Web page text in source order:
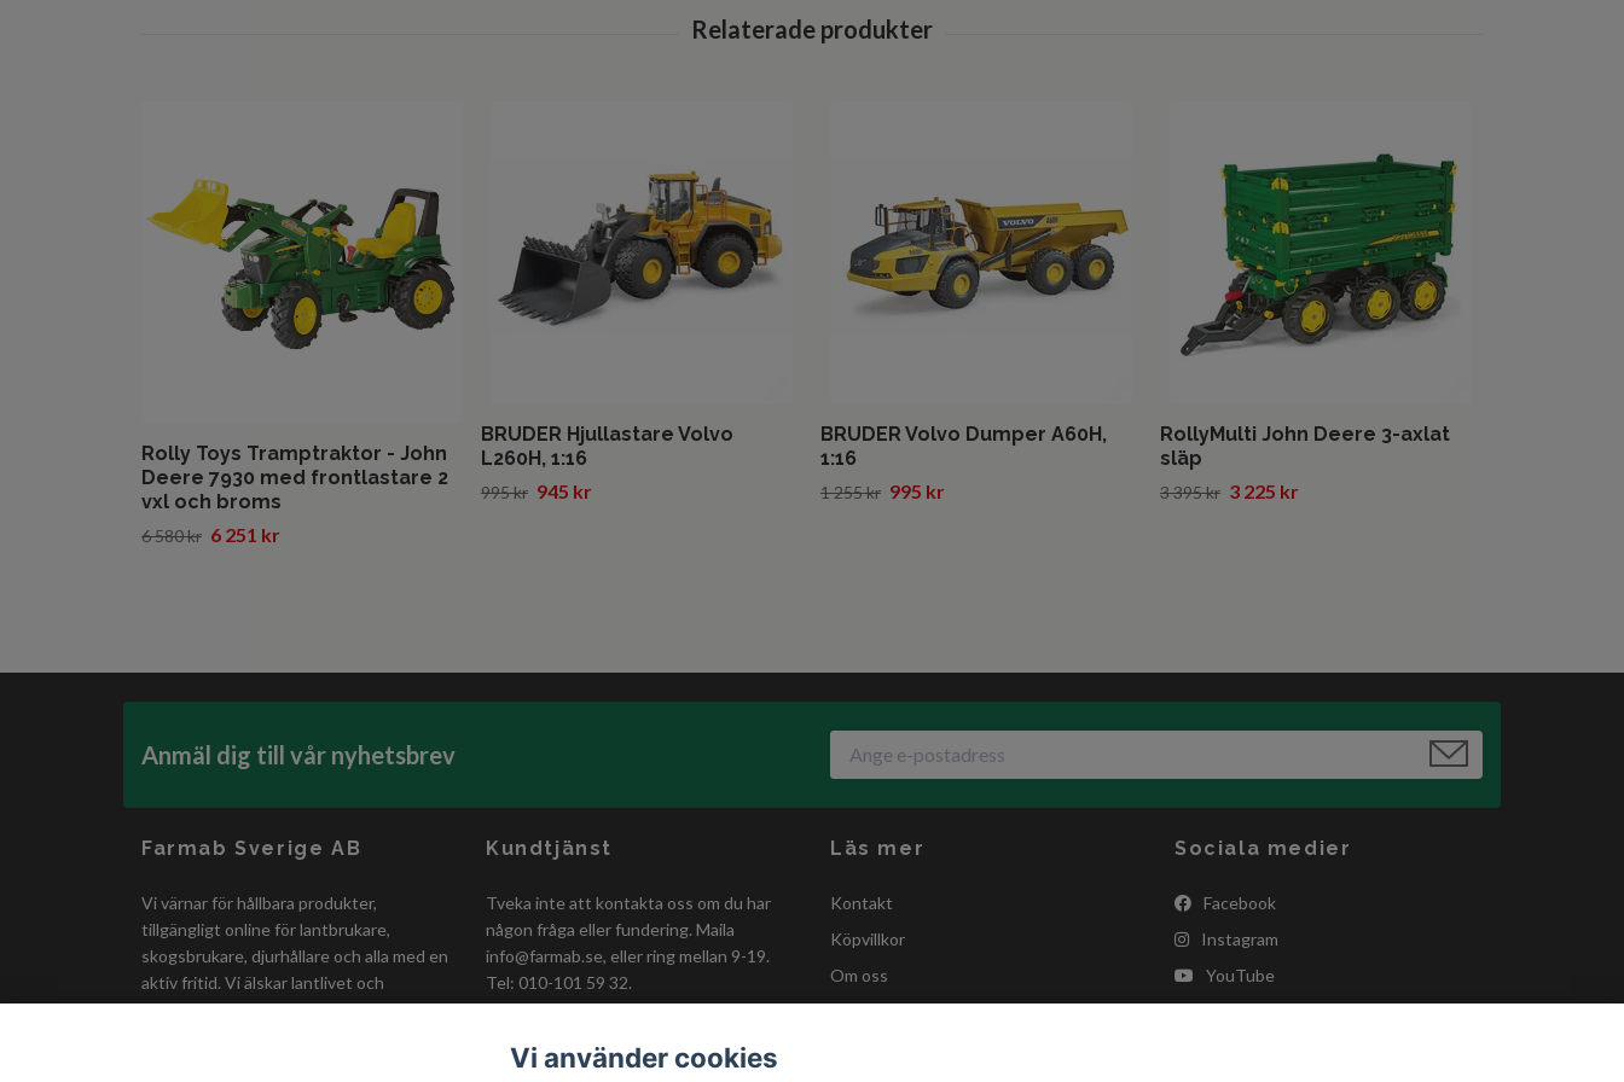
Rolly Toys Tramptraktor - John
Deere 7930 med frontlastare 2
vxl och broms
6 580 kr 6 251 kr
BRUDER Hjullastare Volvo
L260H, 1:16
995 kr 945 kr
BRUDER Volvo Dumper A60H,
1:16
1 255 kr 995 kr
RollyMulti John Deere 3-axlat
släp
3 395 kr 3 225 kr
Anmäl dig till vår nyhetsbrev
Farmab Sverige AB
Vi värnar för hållbara produkter,
tillgängligt online för lantbrukare,
skogsbrukare, djurhållare och alla med en
aktiv fritid. Vi älskar lantlivet och
erbjuder smidiga och prisvärda lösningar
Kundtjänst
Tveka inte att kontakta oss om du har
någon fråga eller fundering. Maila
info@farmab.se, eller ring mellan 9-19.
Tel: 010-101 59 32.
Läs mer
Kontakt
Köpvillkor
Om oss
Sociala medier
Facebook
Instagram
YouTube
Vi använder cookies